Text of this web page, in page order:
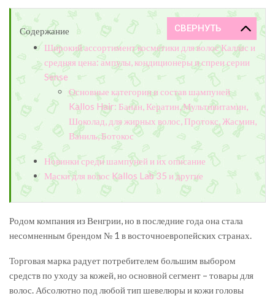
Содержание
Широкий ассортимент косметики для волос Каллас и
средняя цена: ампулы, кондиционеры и спреи серии
Sense
Основные категории и состав шампуней
Kallos Hair: Банан, Кератин, Мультивитамин,
Шоколад, для жирных волос, Протокс, Жасмин,
Ваниль, Ботокос
Новинки среди шампуней и их описание
Маски для волос Kallos Lab 35 и другие
Родом компания из Венгрии, но в последние года она стала
несомненным брендом № 1 в восточноевропейских странах.
Торговая марка радует потребителем большим выбором
средств по уходу за кожей, но основной сегмент – товары для
волос. Абсолютно под любой тип шевелюры и кожи головы